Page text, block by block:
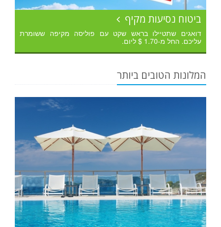
ביטוח נסיעות מקיף
דואגים שתטיילו בראש שקט עם פוליסה מקיפה ששומרת
עליכם. החל מ-1.70 $ ליום.
המלונות הטובים ביותר